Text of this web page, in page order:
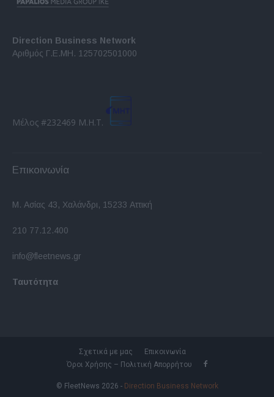
Direction Business Network
Αριθμός Γ.Ε.ΜΗ. 125702501000
Μέλος #232469 Μ.Η.Τ.
Επικοινωνία
Μ. Ασίας 43, Χαλάνδρι, 15233 Αττική
210 77.12.400
info@fleetnews.gr
Ταυτότητα
Σχετικά με μας
Επικοινωνία
Όροι Χρήσης – Πολιτική Απορρήτου
© FleetNews 2026 - Direction Business Network